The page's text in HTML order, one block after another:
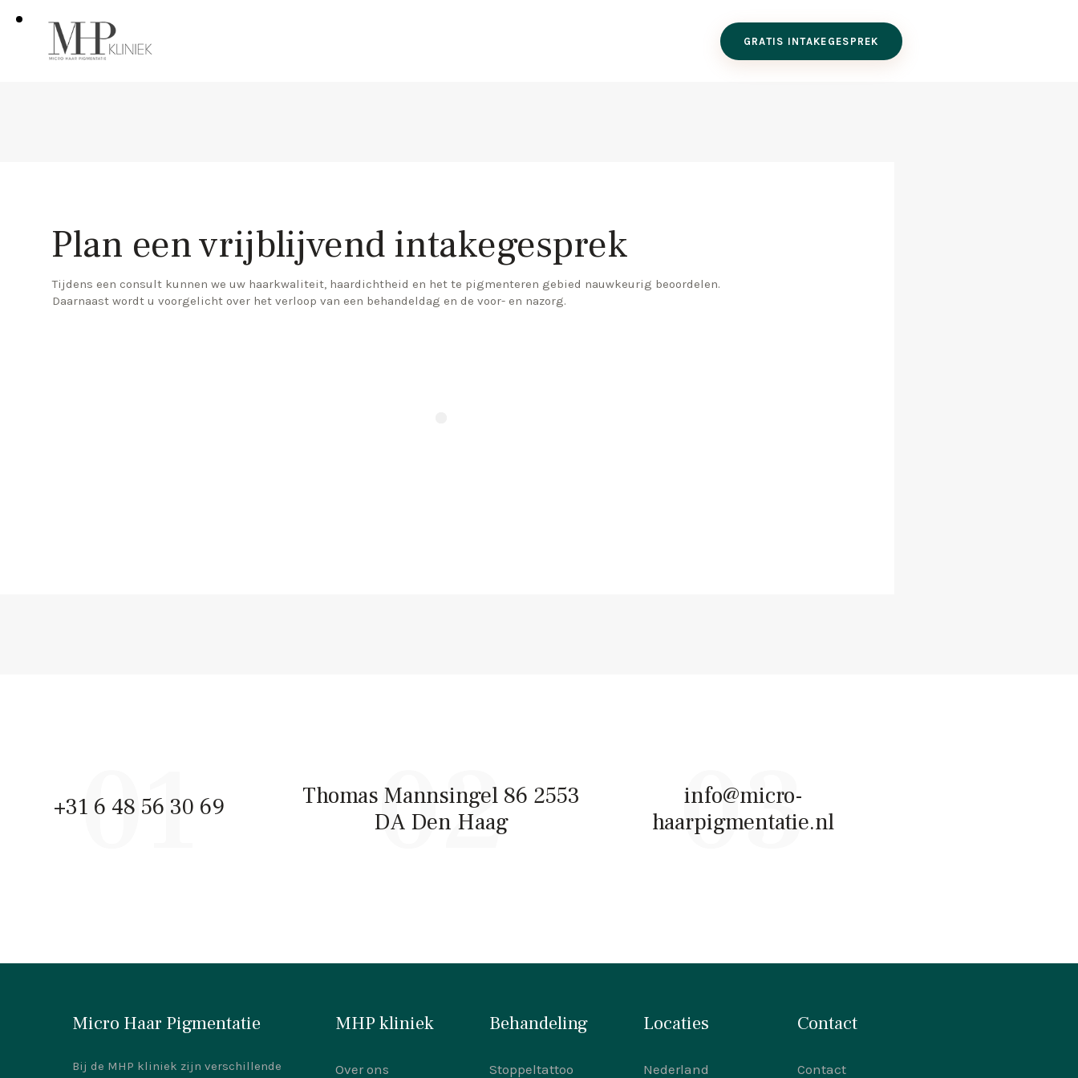
GRATIS INTAKEGESPREK
Plan een vrijblijvend intakegesprek
Tijdens een consult kunnen we uw haarkwaliteit, haardichtheid en het te pigmenteren gebied nauwkeurig beoordelen.
Daarnaast wordt u voorgelicht over het verloop van een behandeldag en de voor- en nazorg.
01
+31 6 48 56 30 69 02
Thomas Mannsingel 86 2553
DA Den Haag
03
info@micro-
haarpigmentatie.nl
Micro Haar Pigmentatie
Bij de MHP kliniek zijn verschillende
MHP kliniek
Over ons
Behandeling
Stoppeltattoo
Locaties
Nederland
Contact
Contact